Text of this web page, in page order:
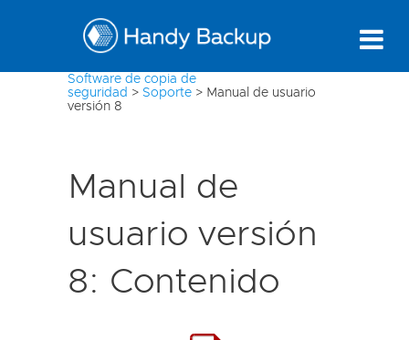
Software de copia de
seguridad > Soporte > Manual de usuario
versión 8
Manual de
usuario versión
8: Contenido